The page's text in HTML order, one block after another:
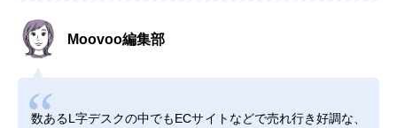
Moovoo編集部
数あるL字デスクの中でもECサイトなどで売れ行き好調な、